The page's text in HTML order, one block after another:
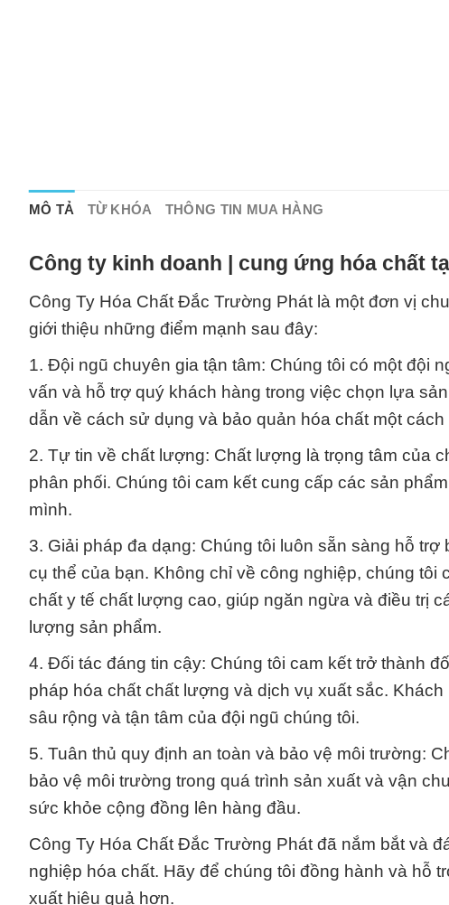
MÔ TẢ TỪ KHÓA THÔNG TIN MUA HÀNG
Công ty kinh doanh | cung ứng hóa chất
Công Ty Hóa Chất Đắc Trường Phát là một đơn vị
giới thiệu những điểm mạnh sau đây:
1. Đội ngũ chuyên gia tận tâm: Chúng tôi có một đội
vấn và hỗ trợ quý khách hàng trong việc chọn lựa
dẫn về cách sử dụng và bảo quản hóa chất một
2. Tự tin về chất lượng: Chất lượng là trọng tâm của
phân phối. Chúng tôi cam kết cung cấp các sản
mình.
3. Giải pháp đa dạng: Chúng tôi luôn sẵn sàng hỗ
cụ thể của bạn. Không chỉ về công nghiệp, chúng
chất y tế chất lượng cao, giúp ngăn ngừa và điều trị
lượng sản phẩm.
4. Đối tác đáng tin cậy: Chúng tôi cam kết trở thành
pháp hóa chất chất lượng và dịch vụ xuất sắc.
sâu rộng và tận tâm của đội ngũ chúng tôi.
5. Tuân thủ quy định an toàn và bảo vệ môi trường:
bảo vệ môi trường trong quá trình sản xuất và vận
sức khỏe cộng đồng lên hàng đầu.
Công Ty Hóa Chất Đắc Trường Phát đã nắm bắt và
nghiệp hóa chất. Hãy để chúng tôi đồng hành và hỗ
xuất hiệu quả hơn.